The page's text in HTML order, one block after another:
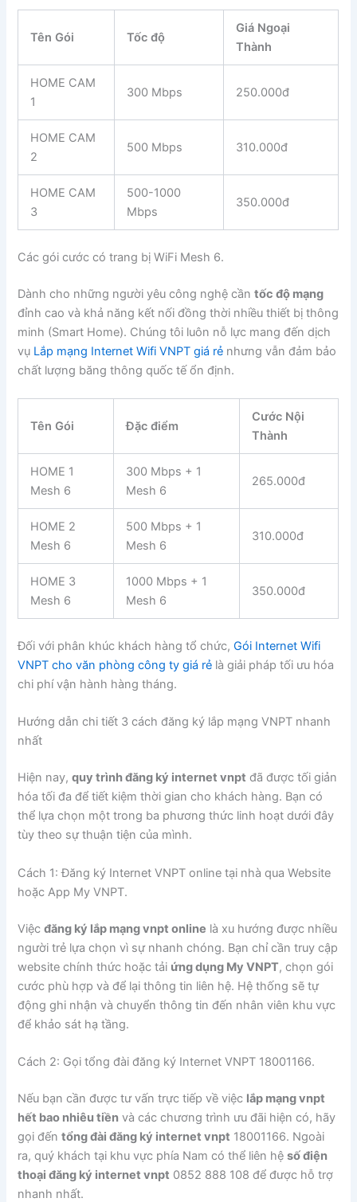
Tên Gói Tốc độ
Giá Ngoại
Thành
HOME CAM
1
300 Mbps 250.000đ
HOME CAM
2
500 Mbps 310.000đ
HOME CAM
3
500-1000
Mbps
350.000đ
Các gói cước có trang bị WiFi Mesh 6.
Dành cho những người yêu công nghệ cầntốc độ mạng
đỉnh cao và khả năng kết nối đồng thời nhiều thiết bị thông
minh (Smart Home). Chúng tôi luôn nỗ lực mang đến dịch
vụ Lắp mạng Internet Wifi VNPT giá rẻ nhưng vẫn đảm bảo
chất lượng băng thông quốc tế ổn định.
Tên Gói Đặc điểm
Cước Nội
Thành
HOME 1
Mesh 6
300 Mbps + 1
Mesh 6
265.000đ
HOME 2
Mesh 6
500 Mbps + 1
Mesh 6
310.000đ
HOME 3
Mesh 6
1000 Mbps + 1
Mesh 6
350.000đ
Đối với phân khúc khách hàng tổ chức,Gói Internet Wifi
VNPT cho văn phòng công ty giá rẻ là giải pháp tối ưu hóa
chi phí vận hành hàng tháng.
Hướng dẫn chi tiết 3 cách đăng ký lắp mạng VNPT nhanh
nhất
Hiện nay,quy trình đăng ký internet vnpt đã được tối giản
hóa tối đa để tiết kiệm thời gian cho khách hàng. Bạn có
thể lựa chọn một trong ba phương thức linh hoạt dưới đây
tùy theo sự thuận tiện của mình.
Cách 1: Đăng ký Internet VNPT online tại nhà qua Website
hoặc App My VNPT.
Việcđăng ký lắp mạng vnpt online là xu hướng được nhiều
người trẻ lựa chọn vì sự nhanh chóng. Bạn chỉ cần truy cập
website chính thức hoặc tải ứng dụng My VNPT, chọn gói
cước phù hợp và để lại thông tin liên hệ. Hệ thống sẽ tự
động ghi nhận và chuyển thông tin đến nhân viên khu vực
để khảo sát hạ tầng.
Cách 2: Gọi tổng đài đăng ký Internet VNPT 18001166.
Nếu bạn cần được tư vấn trực tiếp về việc lắp mạng vnpt
hết bao nhiêu tiền và các chương trình ưu đãi hiện có, hãy
gọi đếntổng đài đăng ký internet vnpt 18001166. Ngoài
ra, quý khách tại khu vực phía Nam có thể liên hệsố điện
thoại đăng ký internet vnpt 0852 888 108 để được hỗ trợ
nhanh nhất.